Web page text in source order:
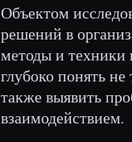
Объектом
решений в
методы и техники
глубоко понять
также выявить
взаимодействием.